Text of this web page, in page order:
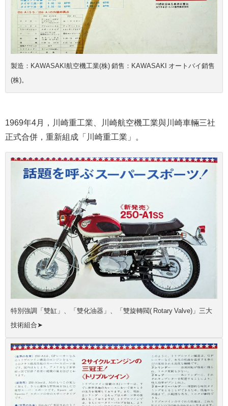
製造：KAWASAKI航空機工業(株) 銷售：KAWASAKI オートバイ銷售
(株)。
1969年4月，川崎重工業、川崎航空機工業與川崎車輛三社
正式合併，重新組成「川崎重工業」。
特別強調「雙缸」、「雙化油器」、「雙旋轉閥( Rotary Valve)」三大
技術組合➤